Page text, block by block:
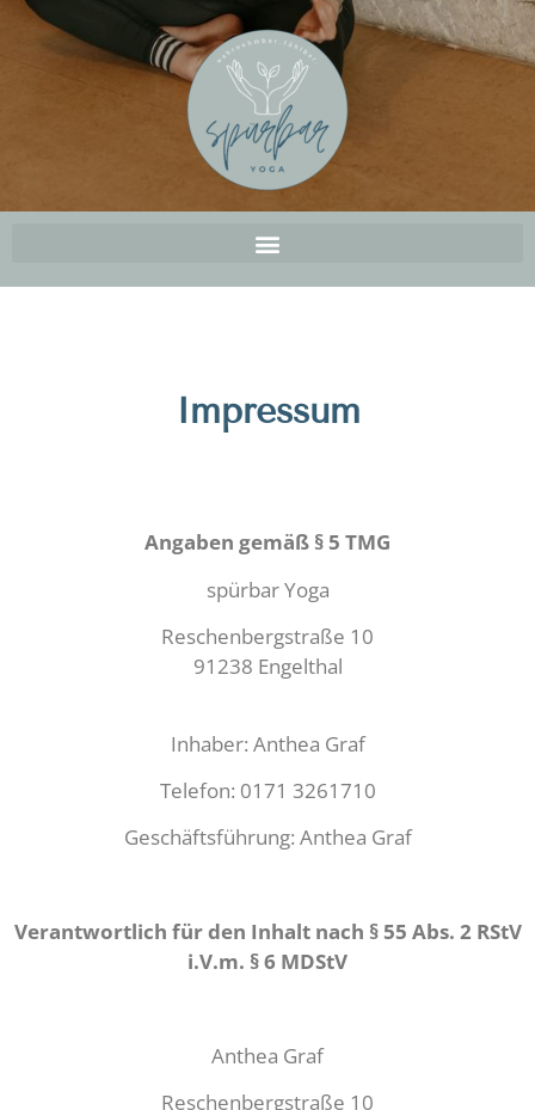
Impressum
Angaben gemäß § 5 TMG
spürbar Yoga
Reschenbergstraße 10
91238 Engelthal
Inhaber: Anthea Graf
Telefon: 0171 3261710
Geschäftsführung: Anthea Graf
Verantwortlich für den Inhalt nach § 55 Abs. 2 RStV
i.V.m. § 6 MDStV
Anthea Graf
Reschenbergstraße 10